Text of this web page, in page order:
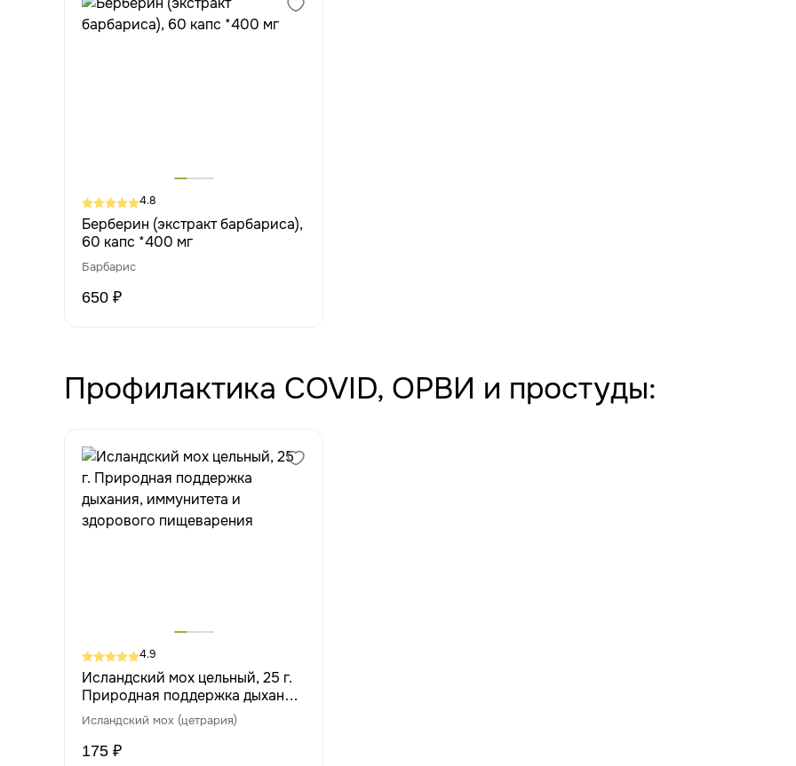
4.8
Берберин (экстракт барбариса),
60 капс *400 мг
Барбарис
650 ₽
Профилактика COVID, ОРВИ и простуды:
4.9
Исландский мох цельный, 25 г.
Природная поддержка дыхания,
иммунитета и здорового
пищеварения
Исландский мох (цетрария)
175 ₽